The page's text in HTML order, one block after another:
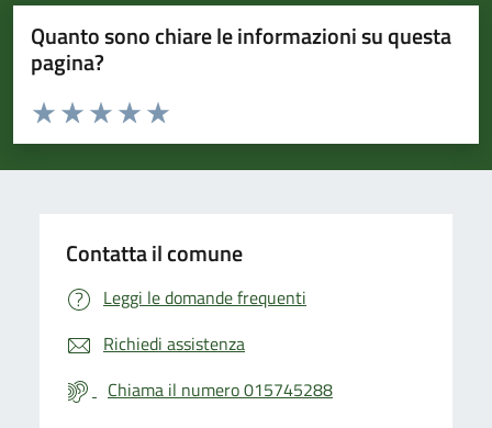
Quanto sono chiare le informazioni su questa
pagina?
Valuta da 1 a 5 stelle la pagina
Valuta 5 stelle su 5
Valuta 4 stelle su 5
Valuta 3 stelle su 5
Valuta 2 stelle su 5
Valuta 1 stelle su 5
Contatta il comune
Leggi le domande frequenti
Richiedi assistenza
Chiama il numero 015745288